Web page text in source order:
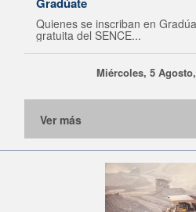
Quienes se inscriban en
gratuita del SENCE...
Miércoles, 5
Ver más